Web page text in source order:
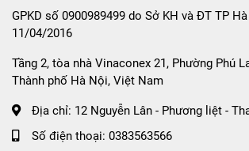
GPKD số 0900989499 do Sở KH và ĐT TP
11/04/2016
Tầng 2, tòa nhà Vinaconex 21, Phường Phú
Thành phố Hà Nội, Việt Nam
Địa chỉ: 12 Nguyễn Lân - Phương liệt -
Số điện thoại: 0383563566